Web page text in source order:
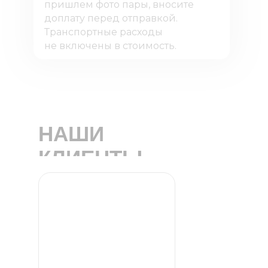
пришлем фото пары, вносите
доплату перед отправкой.
Транспортные расходы
не включены в стоимость.
НАШИ
КЛИЕНТЫ